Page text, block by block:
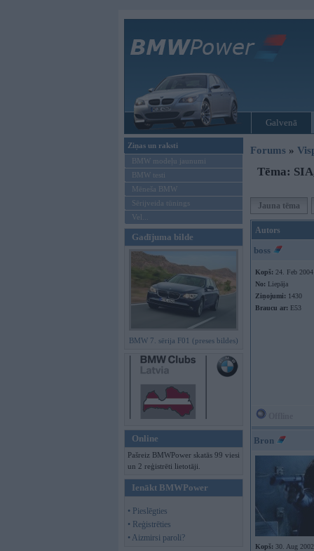
Galvenā
Ziņas un raksti
BMW modeļu jaunumi
BMW testi
Mēneša BMW
Sērijveida tūnings
Vel...
Gadījuma bilde
BMW 7. sērija F01 (preses bildes)
Online
Pašreiz BMWPower skatās 99 viesi
un 2 reģistrēti lietotāji.
Ienākt BMWPower
• Pieslēgties
• Reģistrēties
• Aizmirsi paroli?
Forums »
Tēma:
Jauna tēma
Autors
boss
Kopš: 24. Feb 2004
No: Liepāja
Ziņojumi: 1430
Braucu ar: E53
Bron
Kopš: 30. Aug 2002